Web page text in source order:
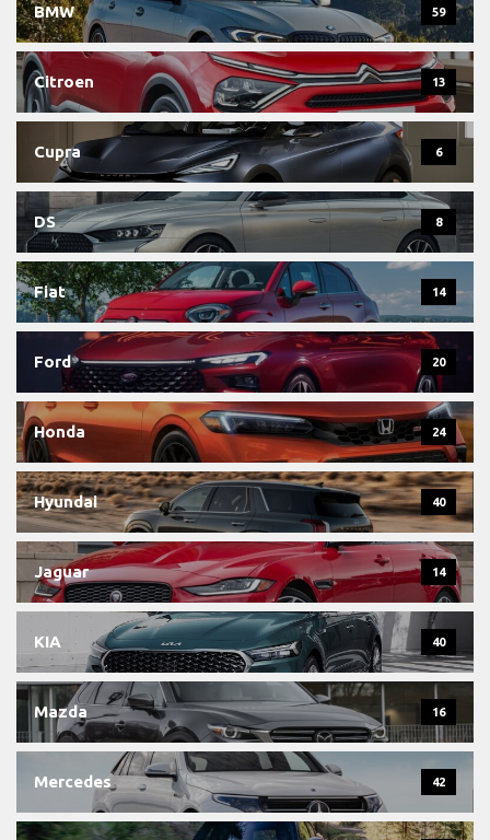
BMW 59
Citroen 13
Cupra 6
DS 8
Fiat 14
Ford 20
Honda 24
Hyundai 40
Jaguar 14
KIA 40
Mazda 16
Mercedes 42